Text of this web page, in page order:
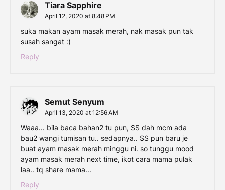
Tiara Sapphire
April 12, 2020 at 8:48 PM
suka makan ayam masak merah, nak masak pun tak
susah sangat :)
Reply
Semut Senyum
April 13, 2020 at 12:56 AM
Waaa... bila baca bahan2 tu pun, SS dah mcm ada
bau2 wangi tumisan tu.. sedapnya.. SS pun baru je
buat ayam masak merah minggu ni. so tunggu mood
ayam masak merah next time, ikot cara mama pulak
laa.. tq share mama...
Reply